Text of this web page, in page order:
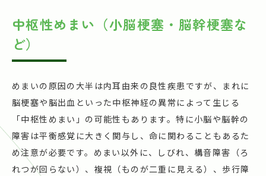
中枢性めまい（小脳梗塞・脳幹梗塞な
ど）
めまいの原因の大半は内耳由来の良性疾患ですが、まれに
脳梗塞や脳出血といった中枢神経の異常によって生じる
「中枢性めまい」の可能性もあります。特に小脳や脳幹の
障害は平衡感覚に大きく関与し、命に関わることもあるた
め注意が必要です。めまい以外に、しびれ、構音障害（ろ
れつが回らない）、複視（ものが二重に見える）、歩行障